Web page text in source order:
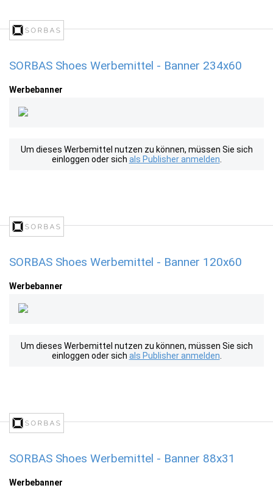
SORBAS Shoes Werbemittel - Banner 234x60
Werbebanner
Um dieses Werbemittel nutzen zu können, müssen Sie sich
einloggen oder sich als Publisher anmelden
SORBAS Shoes Werbemittel - Banner 120x60
Werbebanner
Um dieses Werbemittel nutzen zu können, müssen Sie sich
einloggen oder sich als Publisher anmelden
SORBAS Shoes Werbemittel - Banner 88x31
Werbebanner